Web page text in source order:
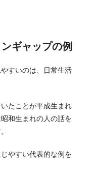
ギャップの例
すいのは、日常生活
たことが平成生まれ
和生まれの人の話を
やすい代表的な例を